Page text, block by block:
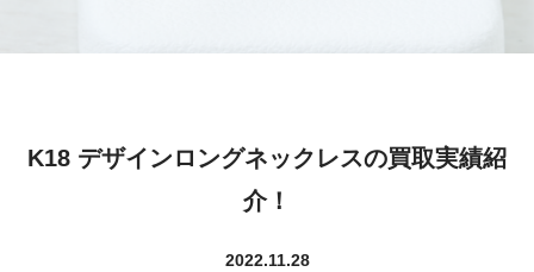
K18 デザインロングネックレスの買取実績紹
介！
2022.11.28